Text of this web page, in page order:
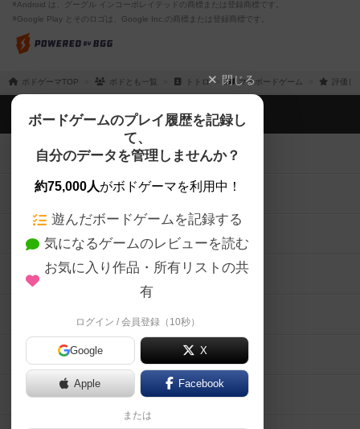
※Android は、グーグル インコーポレイテッドの商標または登録商標です。
※Google Play とそのロゴは、Google Inc.の商標または登録商標です。
ボドゲーマTOP ボドとも一覧 トトロ マイボードゲーム 評価し
閉じる
ボードゲームのプレイ履歴を記録し
て、
自分のデータを管理しませんか？
約75,000人がボドゲーマを利用中！
遊んだボードゲームを記録する
気になるゲームのレビューを読む
お気に入り作品・所有リストの共
有
ログイン / 会員登録（10秒）
Google X
Apple Facebook
または
ボドゲーマTOP
ボードゲームを検索する
ボードゲームの新着レビュー
ボードゲーム会情報
メカニクス特集
掲示板・トピックス
ボドとも・会員一覧
ボードゲーム業界コラム